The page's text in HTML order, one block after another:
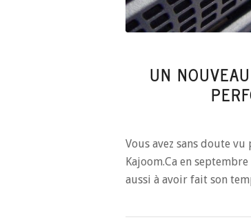
UN
Vous avez sans doute
Kajoom.Ca en
aussi à avoir fait son